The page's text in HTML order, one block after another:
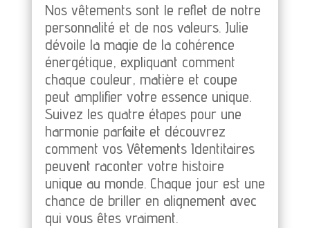
Nos vêtements sont le reflet de notre
personnalité et de nos valeurs. Julie
dévoile la magie de la cohérence
énergétique, expliquant comment
chaque couleur, matière et coupe
peut amplifier votre essence unique.
Suivez les quatre étapes pour une
harmonie parfaite et découvrez
comment vos Vêtements Identitaires
peuvent raconter votre histoire
unique au monde. Chaque jour est une
chance de briller en alignement avec
qui vous êtes vraiment.